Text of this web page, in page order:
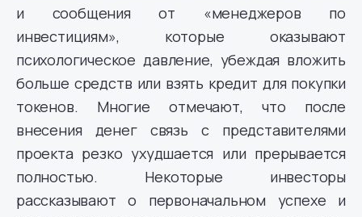
и сообщения от «менеджеров по
инвестициям», которые оказывают
психологическое давление, убеждая вложить
больше средств или взять кредит для покупки
токенов. Многие отмечают, что после
внесения денег связь с представителями
проекта резко ухудшается или прерывается
полностью. Некоторые инвесторы
рассказывают о первоначальном успехе и